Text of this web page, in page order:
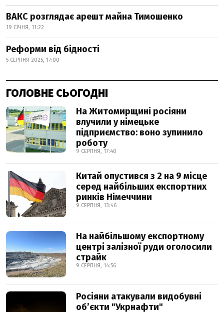
ВАКС розглядає арешт майна Тимошенко
19 СІЧНЯ, 11:22
Реформи від бідності
5 СЕРПНЯ 2025, 17:00
ГОЛОВНЕ СЬОГОДНІ
На Житомирщині росіяни
влучили у німецьке
підприємство: воно зупинило
роботу
9 СЕРПНЯ, 17:40
Китай опустився з 2 на 9 місце
серед найбільших експортних
ринків Німеччини
9 СЕРПНЯ, 13:46
На найбільшому експортному
центрі залізної руди оголосили
страйк
9 СЕРПНЯ, 14:56
Росіяни атакували видобувні
обʼєкти "Укрнафти"